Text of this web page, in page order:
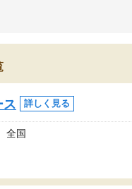
ス 詳しく見る
全国